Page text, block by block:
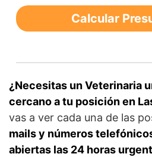
Calcular
¿Necesitas un Veterinaria
cercano a tu posición en
vas a ver cada una de las
mails y números
abiertas las 24 horas